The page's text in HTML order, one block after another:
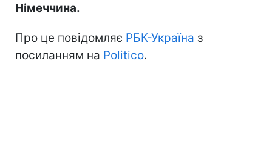
Німеччина.
Про це повідомляє РБК-Україна з
посиланням на Politico.